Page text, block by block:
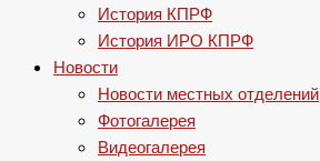
История КПРФ
История ИРО КПРФ
Новости
Новости местных отделений
Фотогалерея
Видеогалерея